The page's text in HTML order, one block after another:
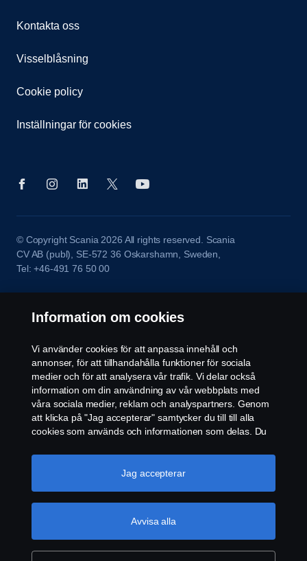
Kontakta oss
Visselblåsning
Cookie policy
Inställningar för cookies
© Copyright Scania 2026 All rights reserved. Scania
CV AB (publ), SE-572 36 Oskarshamn, Sweden,
Tel: +46-491 76 50 00
Information om cookies
Vi använder cookies för att anpassa innehåll och
annonser, för att tillhandahålla funktioner för sociala
medier och för att analysera vår trafik. Vi delar också
information om din användning av vår webbplats med
våra sociala medier, reklam och analyspartners. Genom
att klicka på "Jag accepterar" samtycker du till till alla
cookies som används och informationen som delas. Du
"Cookie-inställningar" och välja de kategorier du vill
acceptera. För en mer detaljerad förklaring av hur vi
Avvisa alla
Jag accepterar